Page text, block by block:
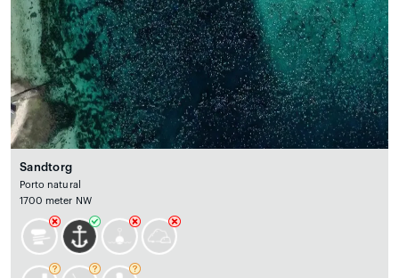
Sandtorg
Porto natural
1700 meter NW